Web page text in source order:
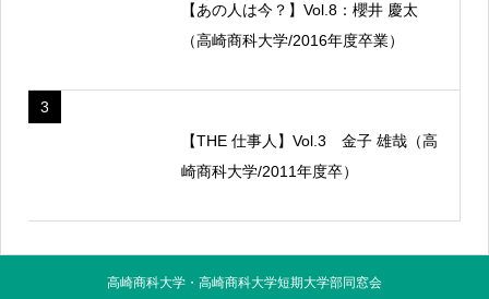
【あの人は今？】Vol.8：櫻井 慶太
（高崎商科大学/2016年度卒業）
3
【THE 仕事人】Vol.3 金子 雄哉（高
崎商科大学/2011年度卒）
高崎商科大学・高崎商科大学短期大学部同窓会